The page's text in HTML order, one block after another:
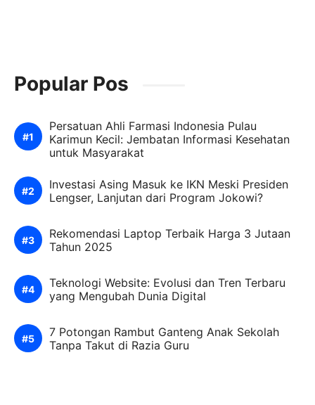
Popular Pos
Persatuan Ahli Farmasi Indonesia Pulau
Karimun Kecil: Jembatan Informasi Kesehatan
untuk Masyarakat
Investasi Asing Masuk ke IKN Meski Presiden
Lengser, Lanjutan dari Program Jokowi?
Rekomendasi Laptop Terbaik Harga 3 Jutaan
Tahun 2025
Teknologi Website: Evolusi dan Tren Terbaru
yang Mengubah Dunia Digital
7 Potongan Rambut Ganteng Anak Sekolah
Tanpa Takut di Razia Guru